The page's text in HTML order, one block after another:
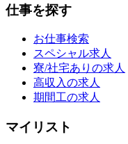
仕事を探す
お仕事検索
スペシャル求人
寮/社宅ありの求人
高収入の求人
期間工の求人
マイリスト